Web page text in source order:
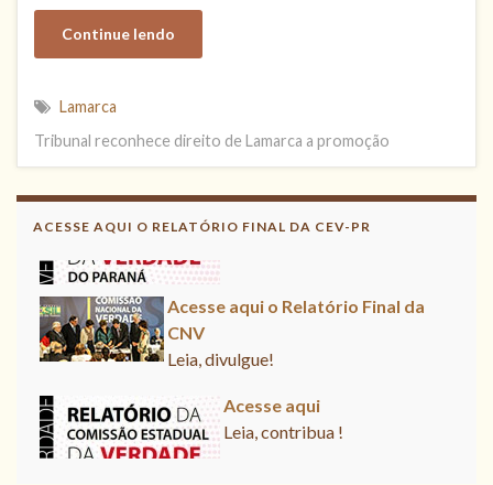
Continue lendo
Lamarca
Tribunal reconhece direito de Lamarca a promoção
ACESSE AQUI O RELATÓRIO FINAL DA CEV-PR
Acesse aqui
Leia, contribua !
Acesse aqui o Relatório Final da
CNV
Leia, divulgue!
Acesse aqui
Leia, contribua !